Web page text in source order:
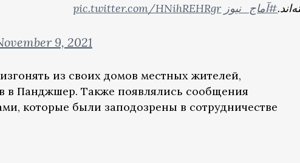
#آماج_نیوز pic.twitter.com/HNihREHRgr
9, 2021
из своих домов местных жителей,
в Панджшер. Также появлялись сообщения
которые были заподозрены в сотрудничестве